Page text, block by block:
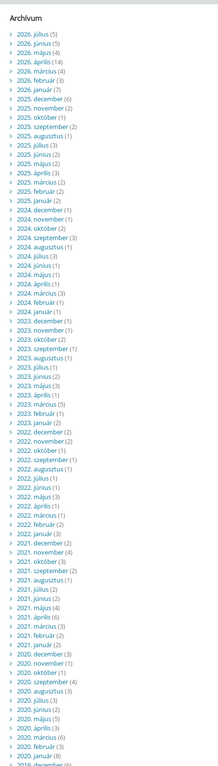
Archívum
2026. július(5)
2026. június(5)
2026. május(4)
2026. április(14)
2026. március(4)
2026. február(3)
2026. január(7)
2025. december(6)
2025. november(2)
2025. október(1)
2025. szeptember(2)
2025. augusztus(1)
2025. július(3)
2025. június(2)
2025. május(2)
2025. április(3)
2025. március(2)
2025. február(2)
2025. január(2)
2024. december(1)
2024. november(1)
2024. október(2)
2024. szeptember(3)
2024. augusztus(1)
2024. július(3)
2024. június(1)
2024. május(1)
2024. április(1)
2024. március(3)
2024. február(1)
2024. január(1)
2023. december(1)
2023. november(1)
2023. október(2)
2023. szeptember(1)
2023. augusztus(1)
2023. július(1)
2023. június(2)
2023. május(3)
2023. április(1)
2023. március(5)
2023. február(1)
2023. január(2)
2022. december(2)
2022. november(2)
2022. október(1)
2022. szeptember(1)
2022. augusztus(1)
2022. július(1)
2022. június(1)
2022. május(3)
2022. április(1)
2022. március(1)
2022. február(2)
2022. január(3)
2021. december(2)
2021. november(4)
2021. október(3)
2021. szeptember(2)
2021. augusztus(1)
2021. július(2)
2021. június(2)
2021. május(4)
2021. április(6)
2021. március(3)
2021. február(2)
2021. január(2)
2020. december(3)
2020. november(1)
2020. október(1)
2020. szeptember(4)
2020. augusztus(3)
2020. július(3)
2020. június(2)
2020. május(5)
2020. április(3)
2020. március(6)
2020. február(3)
2020. január(8)